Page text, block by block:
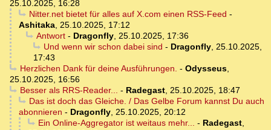
25.10.2025, 16:28
Nitter.net bietet für alles auf X.com einen RSS-Feed -
Ashitaka 25.10.2025, 17:12
Antwort- Dragonfly, 25.10.2025, 17:36
Und wenn wir schon dabei sind - Dragonfly, 25.10.2025,
17:43
Herzlichen Dank für deine Ausführungen. - Odysseus,
25.10.2025, 16:56
Besser als RRS-Reader...
- Radegast, 25.10.2025, 18:47
Das ist doch das Gleiche. / Das Gelbe Forum kannst Du auch
abonnieren - Dragonfly 25.10.2025, 20:12
Ein Online-Aggregator ist weitaus mehr...
- Radegast,